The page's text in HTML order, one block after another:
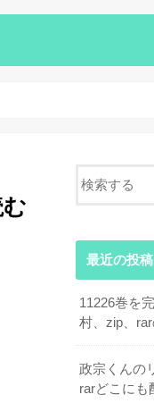
最近の投稿
11226巻を
村、zip、
政宗くんの
rarどこにも